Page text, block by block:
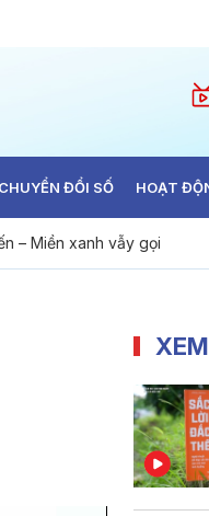
CHUYỂN ĐỔI SỐ HOẠT
– Miền xanh vẫy gọi